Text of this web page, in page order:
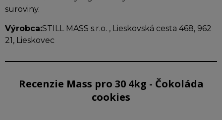
suroviny.
Výrobca:STILL MASS s.r.o. , Lieskovská cesta 468, 962
21, Lieskovec
Recenzie Mass pro 30 4kg - Čokoláda
cookies